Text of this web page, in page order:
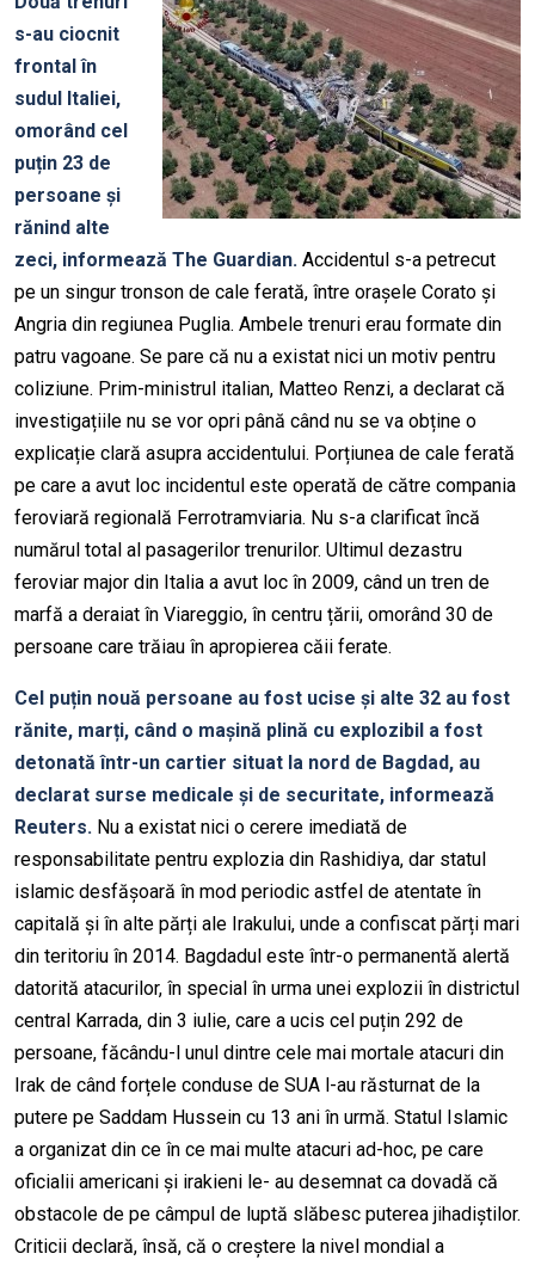
s-au ciocnit
frontal în
sudul Italiei,
omorând cel
puțin 23 de
persoane și
rănind alte
zeci, informează The Guardian. Accidentul s-a petrecut
pe un singur tronson de cale ferată, între orașele Corato și
Angria din regiunea Puglia. Ambele trenuri erau formate din
patru vagoane. Se pare că nu a existat nici un motiv pentru
coliziune. Prim-ministrul italian, Matteo Renzi, a declarat că
investigațiile nu se vor opri până când nu se va obține o
explicație clară asupra accidentului. Porțiunea de cale ferată
pe care a avut loc incidentul este operată de către compania
feroviară regională Ferrotramviaria. Nu s-a clarificat încă
numărul total al pasagerilor trenurilor. Ultimul dezastru
feroviar major din Italia a avut loc în 2009, când un tren de
marfă a deraiat în Viareggio, în centru țării, omorând 30 de
persoane care trăiau în apropierea căii ferate.
Cel puțin nouă persoane au fost ucise și alte 32 au fost
rănite, marți, când o mașină plină cu explozibil a fost
detonată într-un cartier situat la nord de Bagdad, au
declarat surse medicale și de securitate, informează
Reuters. Nu a existat nici o cerere imediată de
responsabilitate pentru explozia din Rashidiya, dar statul
islamic desfășoară în mod periodic astfel de atentate în
capitală și în alte părți ale Irakului, unde a confiscat părți mari
din teritoriu în 2014. Bagdadul este într-o permanentă alertă
datorită atacurilor, în special în urma unei explozii în districtul
central Karrada, din 3 iulie, care a ucis cel puțin 292 de
persoane, făcându-l unul dintre cele mai mortale atacuri din
Irak de când forțele conduse de SUA l-au răsturnat de la
putere pe Saddam Hussein cu 13 ani în urmă. Statul Islamic
a organizat din ce în ce mai multe atacuri ad-hoc, pe care
oficialii americani și irakieni le- au desemnat ca dovadă că
obstacole de pe câmpul de luptă slăbesc puterea jihadiștilor.
Criticii declară, însă, că o creștere la nivel mondial a